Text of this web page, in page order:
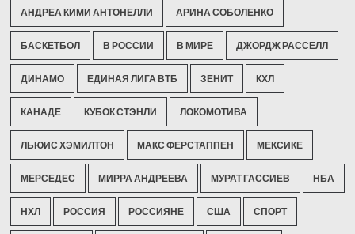
АНДРЕА КИМИ АНТОНЕЛЛИ АРИНА СОБОЛЕНКО
БАСКЕТБОЛ В РОССИИ В МИРЕ ДЖОРДЖ РАССЕЛЛ
ДИНАМО ЕДИНАЯ ЛИГА ВТБ ЗЕНИТ КХЛ
КАНАДЕ КУБОК СТЭНЛИ ЛОКОМОТИВА
ЛЬЮИС ХЭМИЛТОН МАКС ФЕРСТАППЕН МЕКСИКЕ
МЕРСЕДЕС МИРРА АНДРЕЕВА МУРАТ ГАССИЕВ НБА
НХЛ РОССИЯ РОССИЯНЕ США СПОРТ